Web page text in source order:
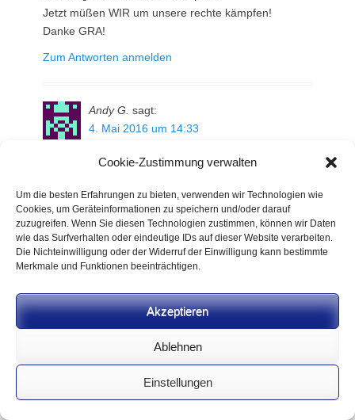
Cookie-Zustimmung verwalten
Um die besten Erfahrungen zu bieten, verwenden wir Technologien wie
Cookies, um Geräteinformationen zu speichern und/oder darauf
zuzugreifen. Wenn Sie diesen Technologien zustimmen, können wir Daten
wie das Surfverhalten oder eindeutige IDs auf dieser Website verarbeiten.
Die Nichteinwilligung oder der Widerruf der Einwilligung kann bestimmte
Merkmale und Funktionen beeinträchtigen.
Akzeptieren
Ablehnen
Einstellungen
Jetzt müßen WIR um unsere rechte kämpfen!
Danke GRA!
Zum Antworten anmelden
Andy G. sagt:
4. Mai 2016 um 14:33
50.000€ für eine Verfassungsklage?
Ist es nicht egal was das in diesem Fall kostet? Für
den, der es noch nicht verstanden hat, die Politik
arbeitet immer nach der Salamitaktik. Stück für Stück
werden Verbote durchgesetzt.
Heute sind es die Selbstlader für Jäger, morgen die
nur noch mit Luftgewehren.
Wehret den Anfängen! Fordert ein Politiker die
Beschränkung eines Bedürfnisses, fordere ich die
komplette Abschaffung dieses Unfugs.